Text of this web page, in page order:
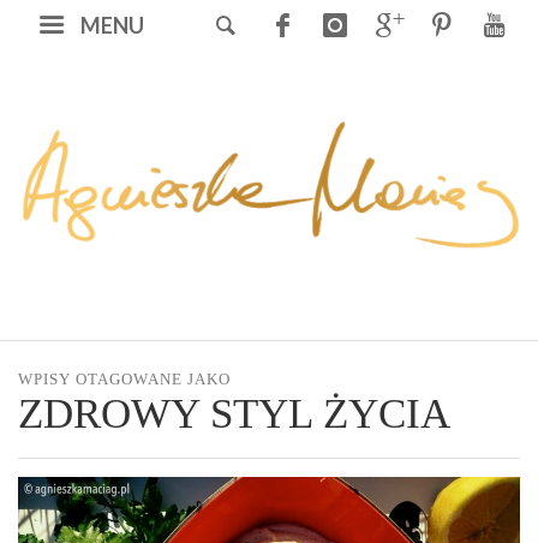
MENU
WPISY OTAGOWANE JAKO
ZDROWY STYL ŻYCIA